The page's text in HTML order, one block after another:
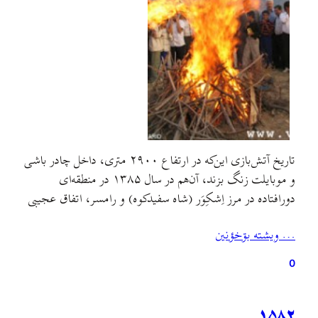
تاریخ آتش‌بازی این‌که در ارتفاع ۲۹۰۰ متری، داخل چادر باشی
و موبایلت زنگ بزند، آن‌هم در سال ۱۳۸۵ در منطقه‌ای
دورافتاده در مرز اِشکِوَر (شاه سفیدکوه) و رامسر، اتفاق عجیبی
روی صفحه‌ی موبایلت نمایان شود، حوالی هشت و نه صبح در
نزدیکی قلّه‌ی بِزابُن، یکی از…
… ويشته بۊخؤنين
0